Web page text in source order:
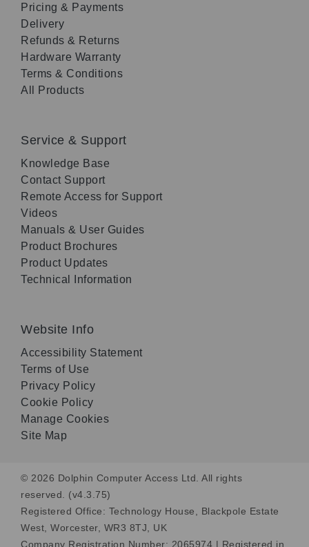
Pricing & Payments
Delivery
Refunds & Returns
Hardware Warranty
Terms & Conditions
All Products
Service & Support
Knowledge Base
Contact Support
Remote Access for Support
Videos
Manuals & User Guides
Product Brochures
Product Updates
Technical Information
Website Info
Accessibility Statement
Terms of Use
Privacy Policy
Cookie Policy
Manage Cookies
Site Map
© 2026 Dolphin Computer Access Ltd. All rights
reserved. (v4.3.75)
Registered Office: Technology House, Blackpole Estate
West, Worcester, WR3 8TJ, UK
Company Registration Number: 2065974 | Registered in